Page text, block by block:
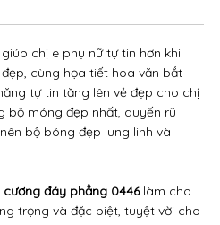
chị e phụ nữ tự tin hơn khi
cùng họa tiết hoa văn bắt
tự tin tăng lên vẻ đẹp cho chị
bộ móng đẹp nhất, quyến rũ
bộ bóng đẹp lung linh và
đáy phẳng 0446 làm cho
trọng và đặc biệt, tuyệt vời cho